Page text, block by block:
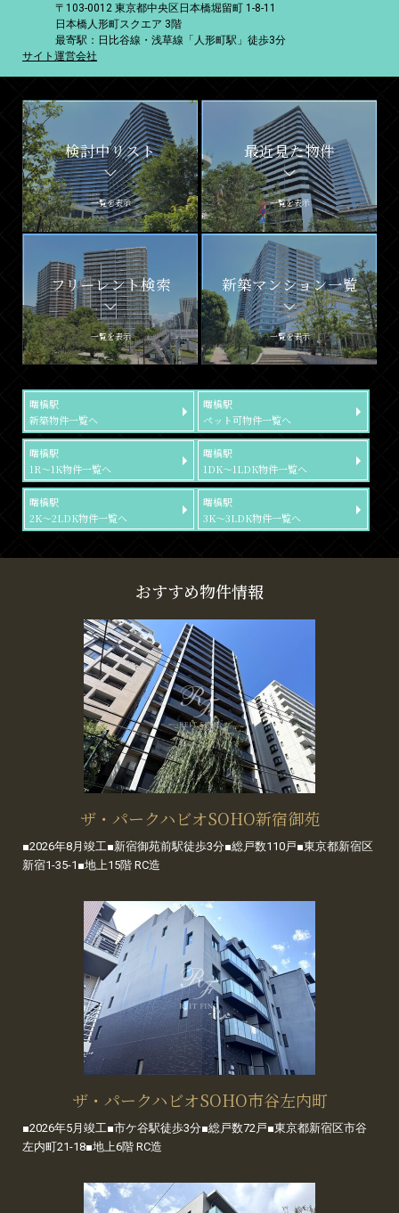
〒103-0012 東京都中央区日本橋堀留町 1-8-11
日本橋人形町スクエア 3階
最寄駅：日比谷線・浅草線「人形町駅」徒歩3分
サイト運営会社
検討中リスト
一覧を表示
最近見た物件
一覧を表示
フリーレント検索
一覧を表示
新築マンション一覧
一覧を表示
曙橋駅
新築物件一覧へ
曙橋駅
ペット可物件一覧へ
曙橋駅
1R～1K物件一覧へ
曙橋駅
1DK～1LDK物件一覧へ
曙橋駅
2K～2LDK物件一覧へ
曙橋駅
3K～3LDK物件一覧へ
おすすめ物件情報
ザ・パークハビオSOHO新宿御苑
■2026年8月竣工■新宿御苑前駅徒歩3分■総戸数110戸■東京都新宿区
新宿1-35-1■地上15階 RC造
ザ・パークハビオSOHO市谷左内町
■2026年5月竣工■市ケ谷駅徒歩3分■総戸数72戸■東京都新宿区市谷
左内町21-18■地上6階 RC造